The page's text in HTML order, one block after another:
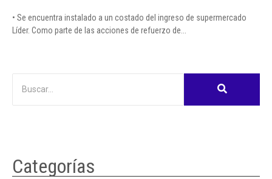
• Se encuentra instalado a un costado del ingreso de supermercado
Líder. Como parte de las acciones de refuerzo de...
Categorías